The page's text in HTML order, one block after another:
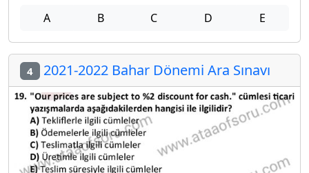
A B C D E
4 2021-2022 Bahar Dönemi Ara Sınavı